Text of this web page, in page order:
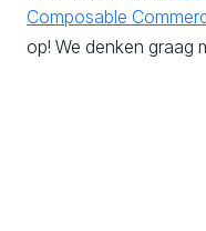
Composable
op! We denken graag